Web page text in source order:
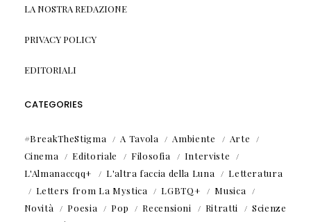
LA NOSTRA REDAZIONE
PRIVACY POLICY
EDITORIALI
CATEGORIES
#BreakTheStigma A Tavola Ambiente
Arte
Cinema
Editoriale Filosofia
Interviste
L'Almanaccqq+
L'altra faccia della Luna
Letteratura
Letters from La Mystica
LGBTQ+
Musica
Novità
Poesia Pop Recensioni Ritratti
Scienze